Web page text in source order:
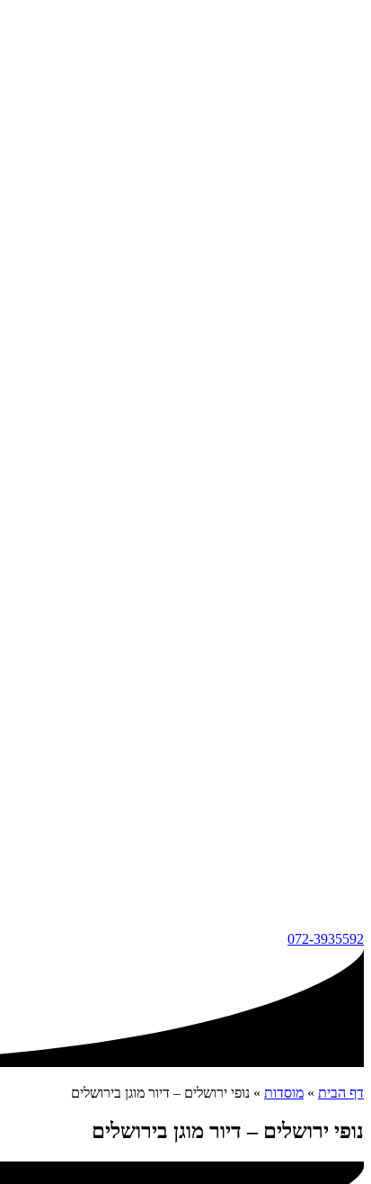
072-3935592
דף הבית » מוסדות » נופי ירושלים – דיור מוגן בירושלים
נופי ירושלים – דיור מוגן בירושלים